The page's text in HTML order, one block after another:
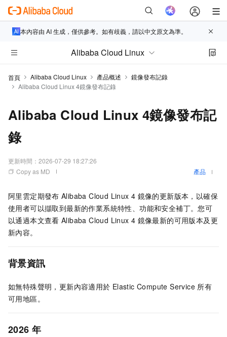
本內容由 AI 生成，僅供參考。如有歧義，請以中文原文為準。
Alibaba Cloud Linux
首頁 Alibaba Cloud Linux 產品概述
鏡像發布記錄
Alibaba Cloud Linux 4鏡像發布記錄
Alibaba Cloud Linux 4鏡像發布記
錄
更新時間： 2026-07-29 18:27:26
Copy as MD
產品
阿里雲定期發布 Alibaba Cloud Linux 4 鏡像的更新版本，以確保
使用者可以擷取到最新的作業系統特性、功能和安全補丁。您可
以通過本文查看 Alibaba Cloud Linux 4 鏡像最新的可用版本及更
新內容。
背景資訊
如無特殊聲明，更新內容適用於 Elastic Compute Service 所有
可用地區。
2026 年